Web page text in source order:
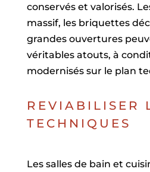
conservés et valorisés.
massif, les briquettes
grandes ouvertures
véritables atouts, à
modernisés sur le plan
REVIABILISER
TECHNIQUES
Les salles de bain et